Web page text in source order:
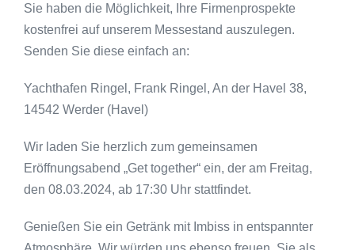
Sie haben die Möglichkeit, Ihre Firmenprospekte
kostenfrei auf unserem Messestand auszulegen.
Senden Sie diese einfach an:
Yachthafen Ringel, Frank Ringel, An der Havel 38,
14542 Werder (Havel)
Wir laden Sie herzlich zum gemeinsamen
Eröffnungsabend „Get together“ ein, der am Freitag,
den 08.03.2024, ab 17:30 Uhr stattfindet.
Genießen Sie ein Getränk mit Imbiss in entspannter